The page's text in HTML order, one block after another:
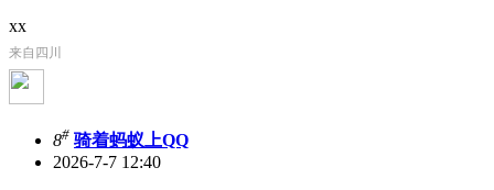
xx
来自四川
8# 骑着蚂蚁上QQ
2026-7-7 12:40